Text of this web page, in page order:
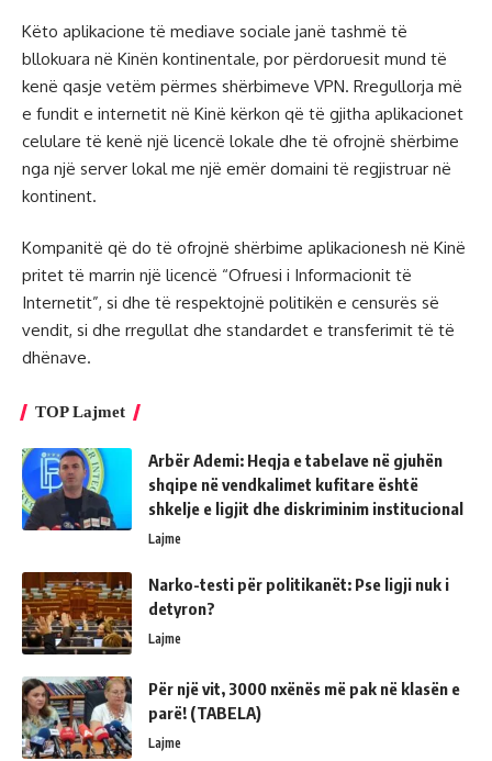
Këto aplikacione të mediave sociale janë tashmë të
bllokuara në Kinën kontinentale, por përdoruesit mund të
kenë qasje vetëm përmes shërbimeve VPN. Rregullorja më
e fundit e internetit në Kinë kërkon që të gjitha aplikacionet
celulare të kenë një licencë lokale dhe të ofrojnë shërbime
nga një server lokal me një emër domaini të regjistruar në
kontinent.
Kompanitë që do të ofrojnë shërbime aplikacionesh në Kinë
pritet të marrin një licencë “Ofruesi i Informacionit të
Internetit”, si dhe të respektojnë politikën e censurës së
vendit, si dhe rregullat dhe standardet e transferimit të të
dhënave.
TOP Lajmet
Arbër Ademi: Heqja e tabelave në gjuhën
shqipe në vendkalimet kufitare është
shkelje e ligjit dhe diskriminim institucional
Lajme
Narko-testi për politikanët: Pse ligji nuk i
detyron?
Lajme
Për një vit, 3000 nxënës më pak në klasën e
parë! (TABELA)
Lajme